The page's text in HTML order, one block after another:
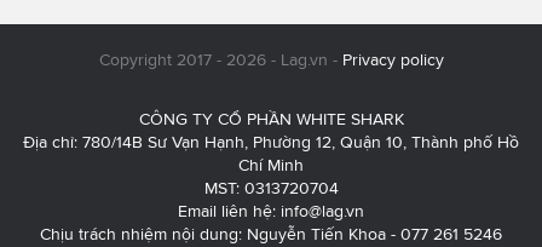
Copyright 2017 - 2026 - Lag.vn - Privacy policy
CÔNG TY CỔ PHẦN WHITE SHARK
Địa chỉ: 780/14B Sư Vạn Hạnh, Phường 12, Quận 10, Thành phố Hồ
Chí Minh
MST: 0313720704
Email liên hệ: info@lag.vn
Chịu trách nhiệm nội dung: Nguyễn Tiến Khoa - 077 261 5246